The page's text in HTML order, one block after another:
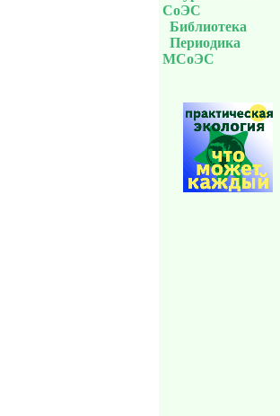
СоЭС
Библиотека
Периодика
МСоЭС